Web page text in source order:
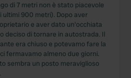
di 7 metri non è stato piacevole
900 metri). Dopo aver
e aver dato un'occhiata
deciso di tornare in autostrada. Il
era chiuso e potevamo fare la
fermavamo almeno due giorni.
sembra un posto meraviglioso